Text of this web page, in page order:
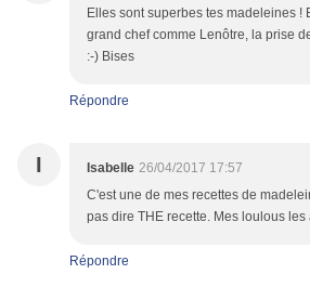
Elles sont superbes tes madeleines !
grand chef comme Lenôtre, la prise
:-) Bises
Répondre
I Isabelle 26/04/2017 17:57
C'est une de mes recettes de
pas dire THE recette. Mes loulous les
Répondre